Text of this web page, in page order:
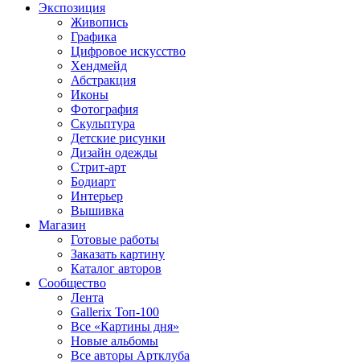
Экспозиция
Живопись
Графика
Цифровое искусство
Хендмейд
Абстракция
Иконы
Фотография
Скульптура
Детские рисунки
Дизайн одежды
Стрит-арт
Бодиарт
Интерьер
Вышивка
Магазин
Готовые работы
Заказать картину
Каталог авторов
Сообщество
Лента
Gallerix Топ-100
Все «Картины дня»
Новые альбомы
Все авторы Артклуба